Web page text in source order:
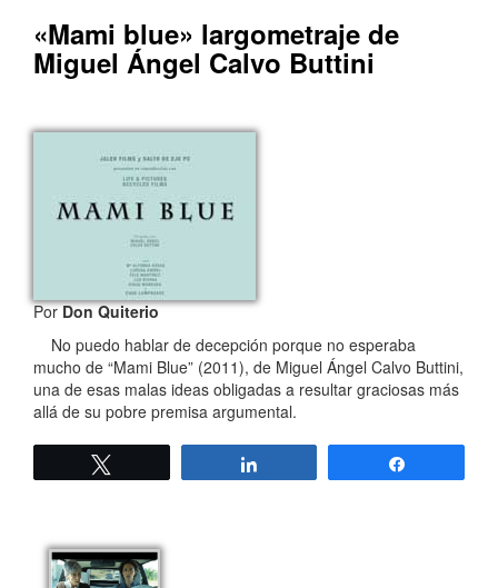
«Mami blue» largometraje de
Miguel Ángel Calvo Buttini
PorDon Quiterio
No puedo hablar de decepción porque no esperaba
mucho de “Mami Blue” (2011), de Miguel Ángel Calvo Buttini,
una de esas malas ideas obligadas a resultar graciosas más
allá de su pobre premisa argumental.